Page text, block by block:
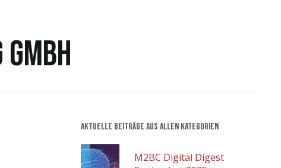
Aktuelle Beiträge aus allen Kategorien
M2BC Digital Digest